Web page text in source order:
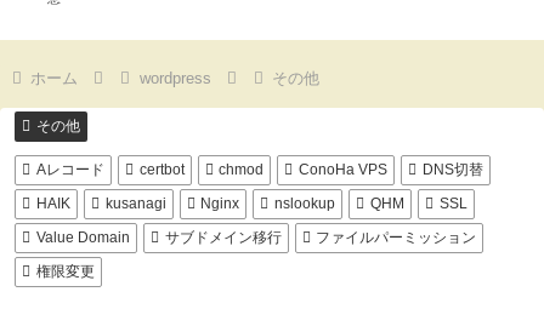
ホーム wordpress その他
その他
Aレコード certbot chmod ConoHa VPS
DNS切替
HAIK
kusanagi Nginx nslookup QHM
SSL
Value Domain
サブドメイン移行
ファイルパーミッション
権限変更